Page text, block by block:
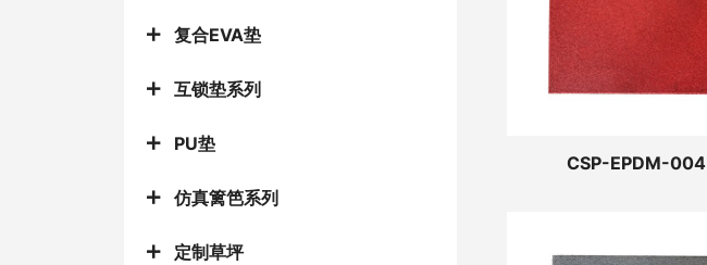
复合EVA垫
互锁垫系列
PU垫
仿真篱笆系列
定制草坪
CSP-EPDM-004